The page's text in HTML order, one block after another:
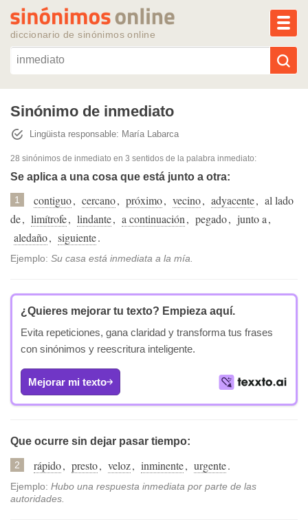
diccionario de sinónimos online
Reescribir texto con IA
Sinónimos populares
Temas populares
Temas recientes
Sinónimo de inmediato
Lingüista responsable: María Labarca
28 sinónimos de inmediato en 3 sentidos de la palabra inmediato:
Se aplica a una cosa que está junto a otra:
1 contiguo, cercano, próximo, vecino, adyacente, al lado
de, limítrofe, lindante, a continuación, pegado, junto a,
aledaño, siguiente.
Ejemplo: Su casa está inmediata a la mía.
¿Quieres mejorar tu texto? Empieza aquí.
Evita repeticiones, gana claridad y transforma tus frases
con sinónimos y reescritura inteligente.
Mejorar mi texto
Que ocurre sin dejar pasar tiempo:
2 rápido, presto, veloz, inminente, urgente.
Ejemplo: Hubo una respuesta inmediata por parte de las
autoridades.